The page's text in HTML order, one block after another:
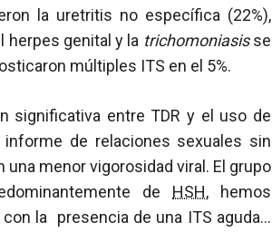
la uretritis no específica (22%),
herpes genital y la trichomoniasisse
múltiples ITS en el 5%.
significativa entre TDR y el uso de
de relaciones sexuales sin
menor vigorosidad viral. El grupo
de HSH, hemos
la presencia de una ITS aguda…